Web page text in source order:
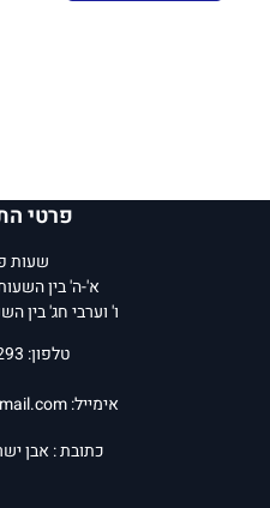
פרטי
שעות
א'-ה' בין השעות 10:00-
ו' וערבי חג' בין השעות
טלפון: 02-6248293
אימייל:
כתובת : אבן ישראל 3